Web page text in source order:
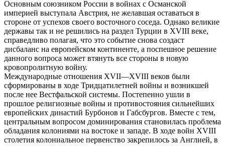
Основным союзником России в войнах с Османской
империей выступала Австрия, не желавшая оставаться в
стороне от успехов своего восточного соседа. Однако великие
державы так и не решились на раздел Турции в XVIII веке,
справедливо полагая, что это событие снова создаст
дисбаланс на европейском континенте, а поспешное решение
данного вопроса может втянуть все стороны в новую
кровопролитную войну.
Международные отношения XVII—XVIII веков были
сформированы в ходе Тридцатилетней войны и возникшей
после нее Вестфальской системы. Постепенно ушли в
прошлое религиозные войны и противостояния сильнейших
европейских династий Бурбонов и Габсбургов. Вместе с тем,
центральным вопросом доминирования становилась проблема
обладания колониями на востоке и западе. В ходе войн XVIII
столетия колониальное первенство закрепилось за Англией, в